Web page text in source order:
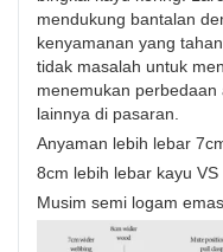
mendukung bantalan
kenyamanan yang
tidak masalah untuk
menemukan
lainnya di pasaran.
Anyaman lebih lebar
8cm lebih lebar kayu
Musim semi logam